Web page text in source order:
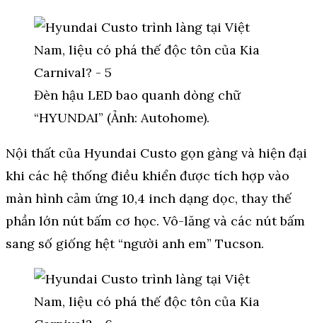
Đèn hậu LED bao quanh dòng chữ
“HYUNDAI” (Ảnh: Autohome).
Nội thất của Hyundai Custo gọn gàng và hiện đại
khi các hệ thống điều khiển được tích hợp vào
màn hình cảm ứng 10,4 inch dạng dọc, thay thế
phần lớn nút bấm cơ học. Vô-lăng và các nút bấm
sang số giống hệt “người anh em” Tucson.